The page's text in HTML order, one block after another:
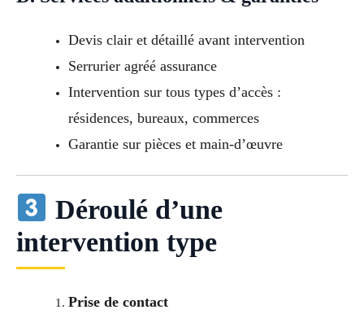
Devis clair et détaillé avant intervention
Serrurier agréé assurance
Intervention sur tous types d’accès :
résidences, bureaux, commerces
Garantie sur pièces et main-d’œuvre
Déroulé d’une
intervention type
Prise de contact